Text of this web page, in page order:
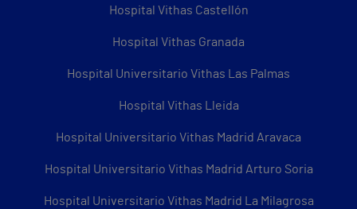
Hospital Vithas Castellón
Hospital Vithas Granada
Hospital Universitario Vithas Las Palmas
Hospital Vithas Lleida
Hospital Universitario Vithas Madrid Aravaca
Hospital Universitario Vithas Madrid Arturo Soria
Hospital Universitario Vithas Madrid La Milagrosa